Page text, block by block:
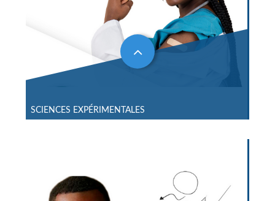
SCIENCES EXPÉRIMENTALES